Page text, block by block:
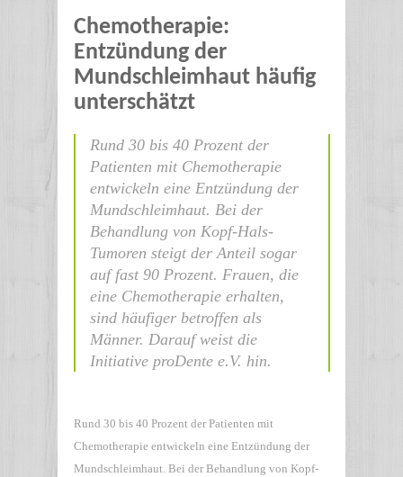
Chemotherapie:
Entzündung der
Mundschleimhaut häufig
unterschätzt
Rund 30 bis 40 Prozent der
Patienten mit Chemotherapie
entwickeln eine Entzündung der
Mundschleimhaut. Bei der
Behandlung von Kopf-Hals-
Tumoren steigt der Anteil sogar
auf fast 90 Prozent. Frauen, die
eine Chemotherapie erhalten,
sind häufiger betroffen als
Männer. Darauf weist die
Initiative proDente e.V. hin.
Rund 30 bis 40 Prozent der Patienten mit
Chemotherapie entwickeln eine Entzündung der
Mundschleimhaut. Bei der Behandlung von Kopf-